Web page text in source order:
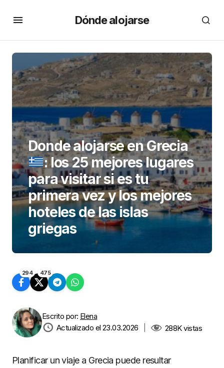
Dónde alojarse
Donde alojarse en Grecia
: los 25 mejores lugares
para visitar si es tu
primera vez y los mejores
hoteles de las islas
griegas
294 475
Escrito por: Elena
Actualizado el 23.03.2026
288Kvistas
Planificar un viaje a Grecia puede resultar